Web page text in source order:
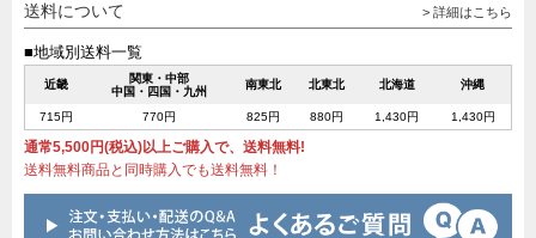
送料について > 詳細はこちら
■地域別送料一覧
近畿
関東・中部
中国・四国・九州
南東北 北東北 北海道 沖縄
715円 770円 825円 880円 1,430円 1,430円
通常5,500円(税込)以上ご購入で、送料無料!
送料無料商品と同時購入でも送料無料！